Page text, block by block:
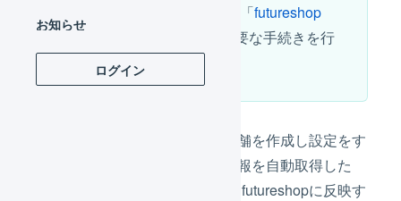
お知らせ
ログイン
ご利用を希望される場合は「futureshop
APIで連携
」を参照し、必要な手続きを行
ってください。
futureshopと連携するための店舗を作成し設定をす
ることで、futureshopの受注情報を自動取得した
り、在庫数や出荷実績の情報をfutureshopに反映す